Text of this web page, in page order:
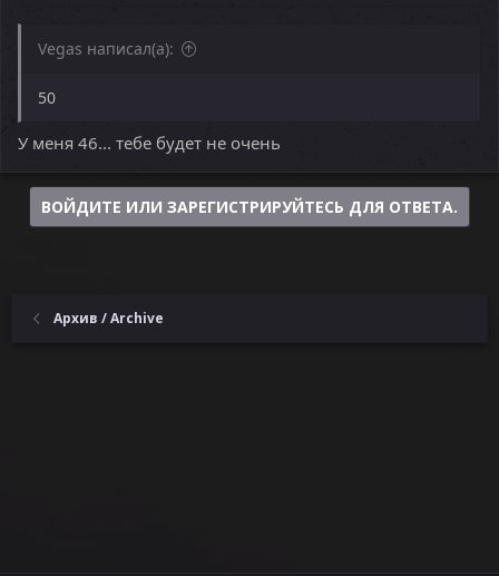
Vegas написал(а):
50
У меня 46... тебе будет не очень
ВОЙДИТЕ ИЛИ ЗАРЕГИСТРИРУЙТЕСЬ ДЛЯ ОТВЕТА.
Архив / Archive